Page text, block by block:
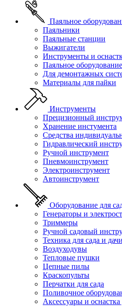
Паяльное
Паяльники
Паяльные станции
Выжигатели
Инструменты и
Паяльное
Для демонтажных
Материалы для пайки
Инструменты
Прецизионный
Хранение инстумента
Средства
Гидравлический
Ручной инструмент
Пневмоинструмент
Электроинструмент
Автоинструмент
Оборудование для
Генераторы и
Триммеры
Ручной садовый
Техника для сада и дачи
Воздуходувы
Тепловые пушки
Цепные пилы
Краскопульты
Перчатки для сада
Поливочное
Аксессуары и